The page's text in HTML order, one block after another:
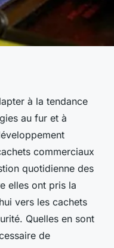
tampon
à la tendance
au fur et à
commerciaux
quotidienne des
elles ont pris la
vers les cachets
Quelles en sont
de